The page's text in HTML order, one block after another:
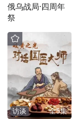
俄乌战局·四周年
祭
访谈 全5集